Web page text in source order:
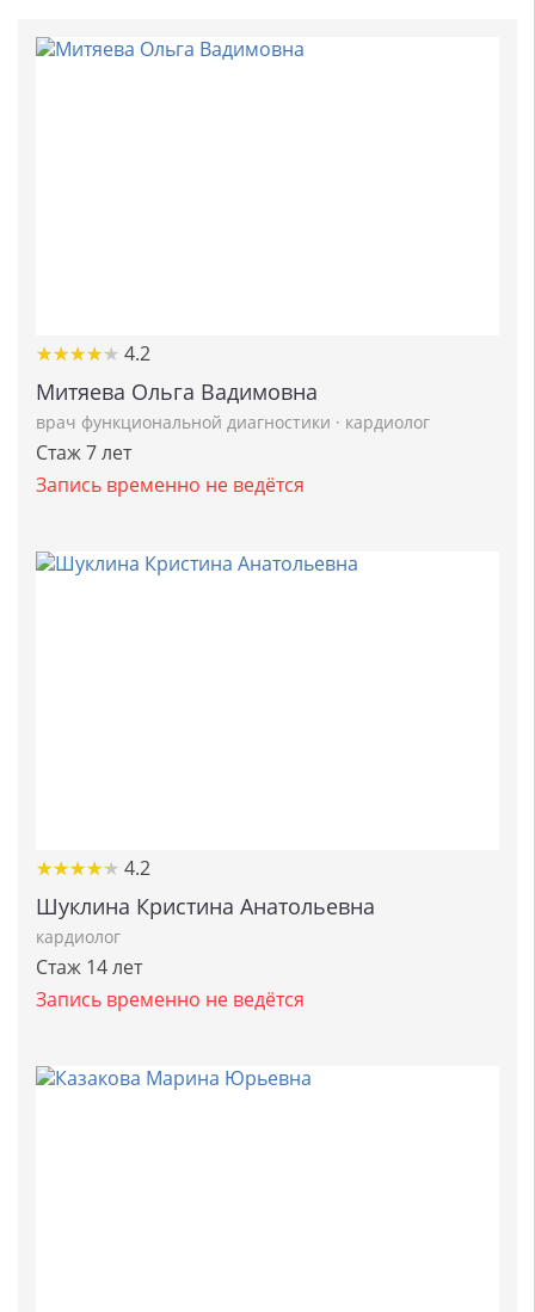
★★★★★
★★★★★ 4.2
Митяева Ольга Вадимовна
врач функциональной диагностики · кардиолог
Стаж 7 лет
Запись временно не ведётся
★★★★★
★★★★★ 4.2
Шуклина Кристина Анатольевна
кардиолог
Стаж 14 лет
Запись временно не ведётся